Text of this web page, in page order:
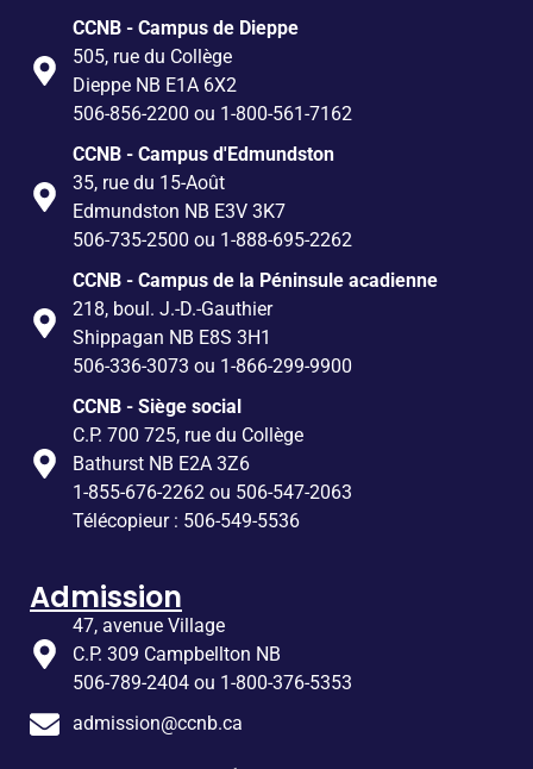
CCNB - Campus de Dieppe
505, rue du Collège
Dieppe NB E1A 6X2
506-856-2200 ou 1-800-561-7162
CCNB - Campus d'Edmundston
35, rue du 15-Août
Edmundston NB E3V 3K7
506-735-2500 ou 1-888-695-2262
CCNB - Campus de la Péninsule acadienne
218, boul. J.-D.-Gauthier
Shippagan NB E8S 3H1
506-336-3073 ou 1-866-299-9900
CCNB - Siège social
C.P. 700 725, rue du Collège
Bathurst NB E2A 3Z6
1-855-676-2262 ou 506-547-2063
Télécopieur : 506-549-5536
Admission
47, avenue Village
C.P. 309 Campbellton NB
506-789-2404 ou 1-800-376-5353
admission@ccnb.ca